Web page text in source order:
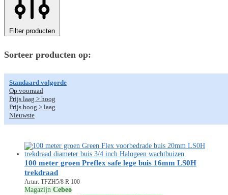
Filter producten
Sorteer producten op:
Standaard volgorde
Op voorraad
Prijs laag > hoog
Prijs hoog > laag
Nieuwste
100 meter groen Preflex safe lege buis 16mm LS0H
trekdraad
Artnr: TFZH5/8 R 100
Magazijn Cebeo